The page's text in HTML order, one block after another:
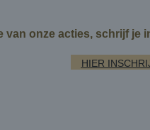
van onze acties, schrijf je
HIER